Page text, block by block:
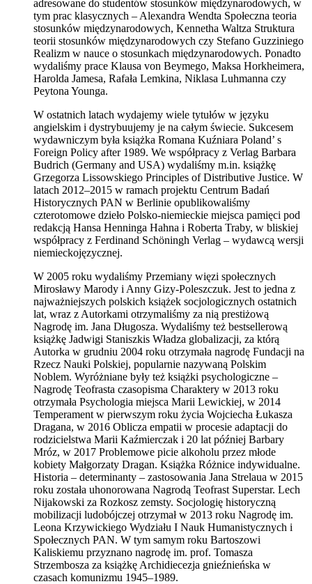
adresowane do studentów stosunków międzynarodowych, w
tym prac klasycznych – Alexandra Wendta Społeczna teoria
stosunków międzynarodowych, Kennetha Waltza Struktura
teorii stosunków międzynarodowych czy Stefano Guzziniego
Realizm w nauce o stosunkach międzynarodowych. Ponadto
wydaliśmy prace Klausa von Beymego, Maksa Horkheimera,
Harolda Jamesa, Rafała Lemkina, Niklasa Luhmanna czy
Peytona Younga.
W ostatnich latach wydajemy wiele tytułów w języku
angielskim i dystrybuujemy je na całym świecie. Sukcesem
wydawniczym była książka Romana Kuźniara Poland’ s
Foreign Policy after 1989. We współpracy z Verlag Barbara
Budrich (Germany and USA) wydaliśmy m.in. książkę
Grzegorza Lissowskiego Principles of Distributive Justice. W
latach 2012–2015 w ramach projektu Centrum Badań
Historycznych PAN w Berlinie opublikowaliśmy
czterotomowe dzieło Polsko-niemieckie miejsca pamięci pod
redakcją Hansa Henninga Hahna i Roberta Traby, w bliskiej
współpracy z Ferdinand Schöningh Verlag – wydawcą wersji
niemieckojęzycznej.
W 2005 roku wydaliśmy Przemiany więzi społecznych
Mirosławy Marody i Anny Gizy-Poleszczuk. Jest to jedna z
najważniejszych polskich książek socjologicznych ostatnich
lat, wraz z Autorkami otrzymaliśmy za nią prestiżową
Nagrodę im. Jana Długosza. Wydaliśmy też bestsellerową
książkę Jadwigi Staniszkis Władza globalizacji, za którą
Autorka w grudniu 2004 roku otrzymała nagrodę Fundacji na
Rzecz Nauki Polskiej, popularnie nazywaną Polskim
Noblem. Wyróżniane były też książki psychologiczne –
Nagrodę Teofrasta czasopisma Charaktery w 2013 roku
otrzymała Psychologia miejsca Marii Lewickiej, w 2014
Temperament w pierwszym roku życia Wojciecha Łukasza
Dragana, w 2016 Oblicza empatii w procesie adaptacji do
rodzicielstwa Marii Kaźmierczak i 20 lat później Barbary
Mróz, w 2017 Problemowe picie alkoholu przez młode
kobiety Małgorzaty Dragan. Książka Różnice indywidualne.
Historia – determinanty – zastosowania Jana Strelaua w 2015
roku została uhonorowana Nagrodą Teofrast Superstar. Lech
Nijakowski za Rozkosz zemsty. Socjologię historyczną
mobilizacji ludobójczej otrzymał w 2013 roku Nagrodę im.
Leona Krzywickiego Wydziału I Nauk Humanistycznych i
Społecznych PAN. W tym samym roku Bartoszowi
Kaliskiemu przyznano nagrodę im. prof. Tomasza
Strzembosza za książkę Archidiecezja gnieźnieńska w
czasach komunizmu 1945–1989.